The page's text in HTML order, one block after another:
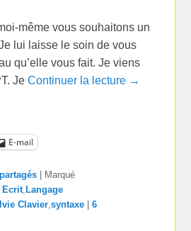
même vous souhaitons un
lui laisse le soin de vous
qu’elle vous fait. Je viens
JeContinuer la lecture →
E-mail
Marqué
Ecrit, Langage
Clavier,syntaxe |6